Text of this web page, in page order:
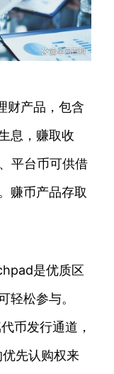
财产品，包含
息，赚取收
平台币可供借
赚币产品存取
是优质区
轻松参与。
币发行通道，
先认购权来